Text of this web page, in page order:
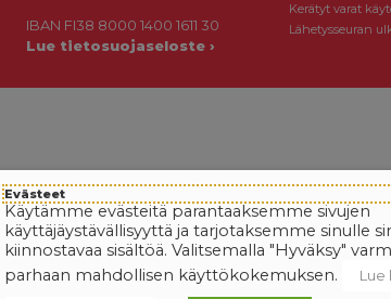
IBAN FI38 8000 1400 1611 30
Lue tietosuojaseloste ›
Kerätyt varat
Lähetysseuran
Evästeet
Käytämme evästeitä parantaaksemme sivujen
käyttäjäystävällisyyttä ja tarjotaksemme sinulle
kiinnostavaa sisältöä. Valitsemalla "Hyväksy"
parhaan mahdollisen käyttökokemuksen.
Lue